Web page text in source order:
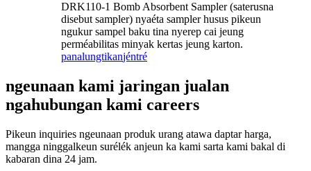
DRK110-1 Bomb Absorbent Sampler (saterusna
disebut sampler) nyaéta sampler husus pikeun
ngukur sampel baku tina nyerep cai jeung
perméabilitas minyak kertas jeung karton.
panalungtikanjéntré
ngeunaan kami jaringan jualan
ngahubungan kami careers
Pikeun inquiries ngeunaan produk urang atawa daptar harga,
mangga ninggalkeun surélék anjeun ka kami sarta kami bakal di
kabaran dina 24 jam.